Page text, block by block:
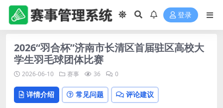
登录
2026“羽合杯”济南市长清区首届驻区高校大
学生羽毛球团体比赛
2026-06-10 赛事 36 0
详情介绍 常见问题 评论建议